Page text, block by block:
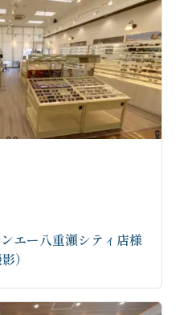
エー八重瀬シティ店様
）